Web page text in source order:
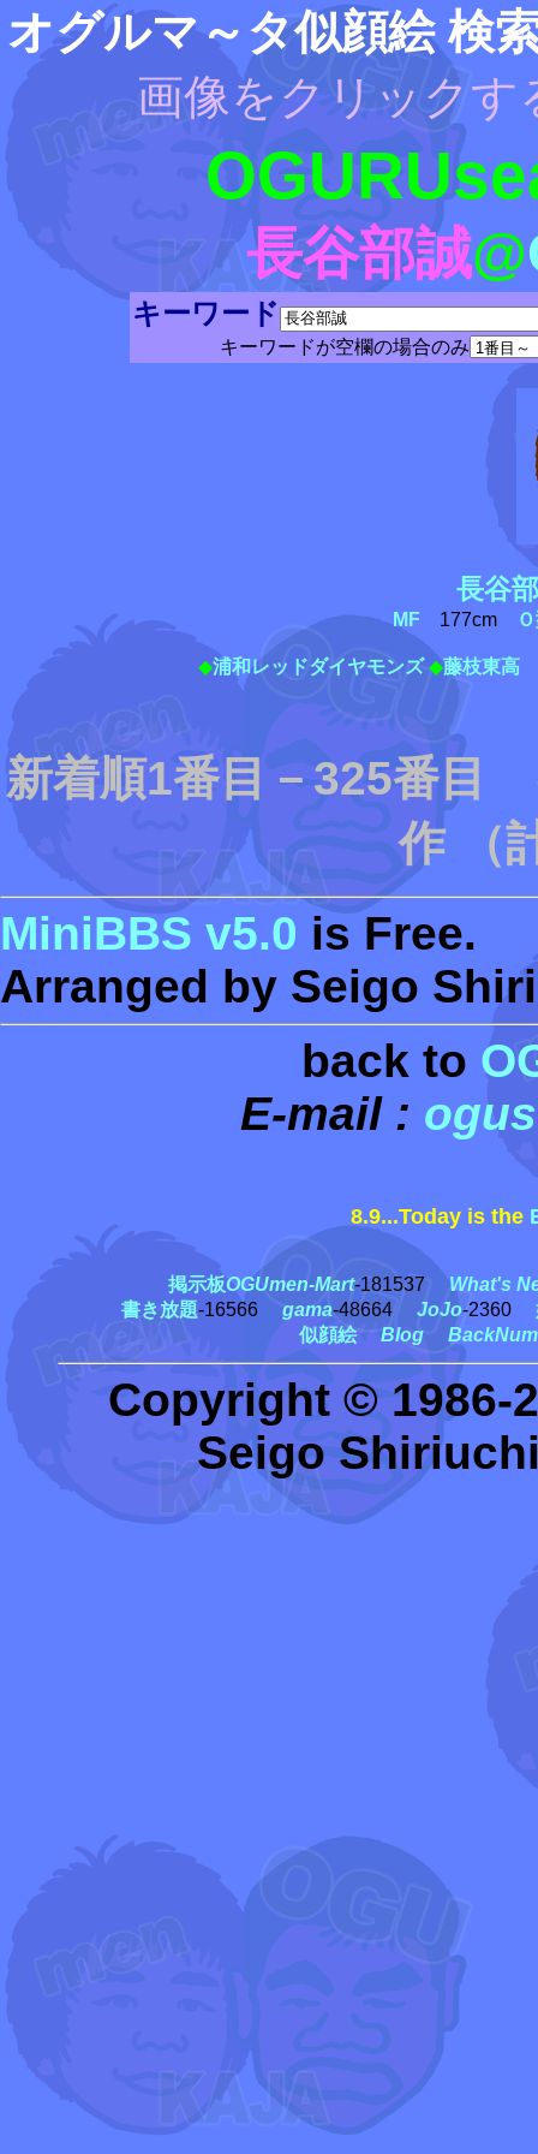
オグルマ～タ似顔絵 検
画像をクリックす
長谷部誠@
キーワード
キーワードが空欄の場合のみ
長谷
MF177cm
◆浦和レッドダイヤモンズ ◆藤枝東高
新着順1番目－325番
作 （
MiniBBS v5.0 is Free.
Arranged by Seigo
back to
E-mail :
8.9...Today is the
掲示板OGUmen-Mart-181537What's
書き放題-16566 gama-48664 JoJo-2360
似顔絵
Blog
Copyright © 1986-
Seigo